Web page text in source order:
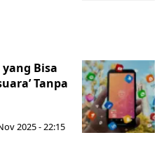
Bisa
Tanpa
2025 - 22:15